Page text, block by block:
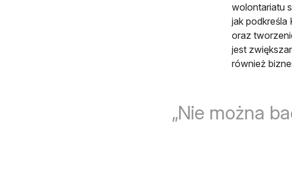
wolontariatu
jak podkreśla
oraz
jest
również
Nie można